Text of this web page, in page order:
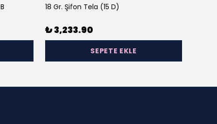
18 Gr. Şifon Tela (15 D)
₺ 3,233.90
SEPETE EKLE